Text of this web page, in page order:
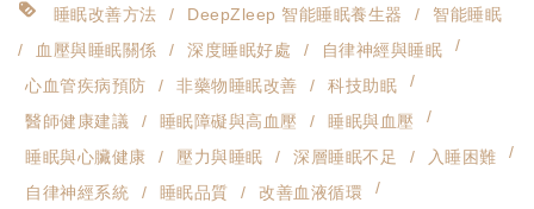
睡眠改善方法 DeepZleep 智能睡眠養生器
智能睡眠
血壓與睡眠關係
深度睡眠好處
自律神經與睡眠
心血管疾病預防
非藥物睡眠改善
科技助眠
醫師健康建議
睡眠障礙與高血壓
睡眠與血壓
睡眠與心臟健康
壓力與睡眠 深層睡眠不足
入睡困難
自律神經系統
睡眠品質
改善血液循環